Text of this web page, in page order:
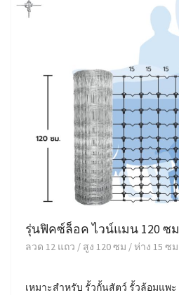
รุ่นฟิคซ์ล็อค ไวน์แมน 120 ซ
ลวด 12 แถว / สูง 120 ซม / ห่าง 15 ซม
เหมาะสำหรับ รั้วกั้นสัตว์ รั้วล้อมแพ